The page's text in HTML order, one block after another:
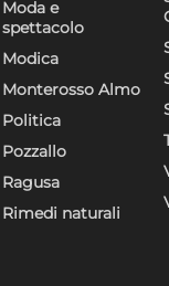
Moda e
spettacolo
Modica
Monterosso Almo
Politica
Pozzallo
Ragusa
Rimedi naturali